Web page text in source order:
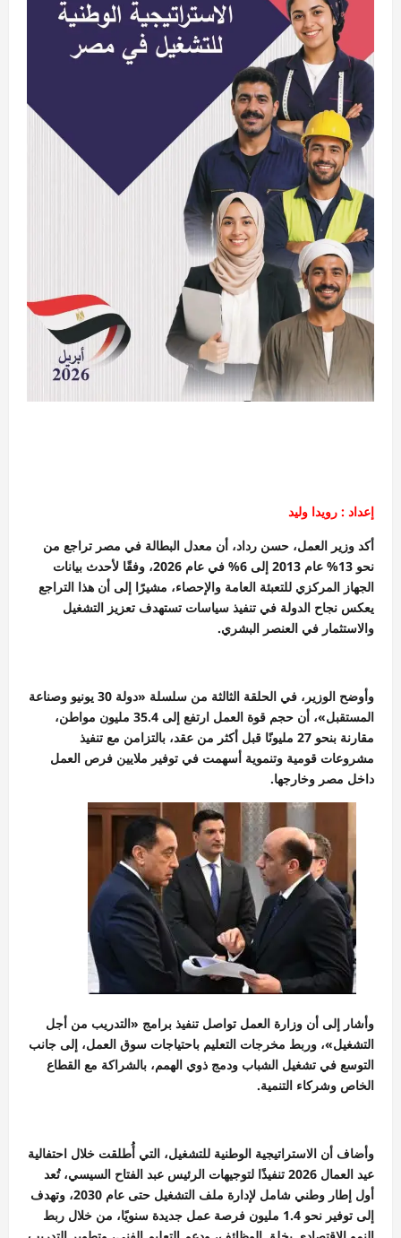
إعداد : رويدا وليد
أكد وزير العمل، حسن رداد، أن معدل البطالة في مصر تراجع من
نحو 13% عام 2013 إلى 6% في عام 2026، وفقًا لأحدث بيانات
الجهاز المركزي للتعبئة العامة والإحصاء، مشيرًا إلى أن هذا التراجع
يعكس نجاح الدولة في تنفيذ سياسات تستهدف تعزيز التشغيل
والاستثمار في العنصر البشري.
وأوضح الوزير، في الحلقة الثالثة من سلسلة «دولة 30 يونيو وصناعة
المستقبل»، أن حجم قوة العمل ارتفع إلى 35.4 مليون مواطن،
مقارنة بنحو 27 مليونًا قبل أكثر من عقد، بالتزامن مع تنفيذ
مشروعات قومية وتنموية أسهمت في توفير ملايين فرص العمل
داخل مصر وخارجها.
وأشار إلى أن وزارة العمل تواصل تنفيذ برامج «التدريب من أجل
التشغيل»، وربط مخرجات التعليم باحتياجات سوق العمل، إلى جانب
التوسع في تشغيل الشباب ودمج ذوي الهمم، بالشراكة مع القطاع
الخاص وشركاء التنمية.
وأضاف أن الاستراتيجية الوطنية للتشغيل، التي أُطلقت خلال احتفالية
عيد العمال 2026 تنفيذًا لتوجيهات الرئيس عبد الفتاح السيسي، تُعد
أول إطار وطني شامل لإدارة ملف التشغيل حتى عام 2030، وتهدف
إلى توفير نحو 1.4 مليون فرصة عمل جديدة سنويًا، من خلال ربط